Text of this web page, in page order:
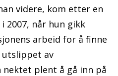
videre, kom etter en
2007, når hun gikk
arbeid for å finne
utslippet av
nektet plent å gå inn på